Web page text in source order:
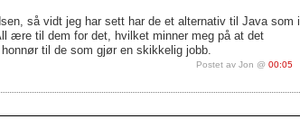
så vidt jeg har sett har de et alternativ til Java som i
ære til dem for det, hvilket minner meg på at det
til de som gjør en skikkelig jobb.
Postet av Jon @ 00:05